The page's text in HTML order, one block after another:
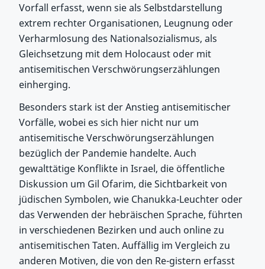
Vorfall erfasst, wenn sie als Selbstdarstellung
extrem rechter Organisationen, Leugnung oder
Verharmlosung des Nationalsozialismus, als
Gleichsetzung mit dem Holocaust oder mit
antisemitischen Verschwörungserzählungen
einherging.
Besonders stark ist der Anstieg antisemitischer
Vorfälle, wobei es sich hier nicht nur um
antisemitische Verschwörungserzählungen
bezüglich der Pandemie handelte. Auch
gewalttätige Konflikte in Israel, die öffentliche
Diskussion um Gil Ofarim, die Sichtbarkeit von
jüdischen Symbolen, wie Chanukka-Leuchter oder
das Verwenden der hebräischen Sprache, führten
in verschiedenen Bezirken und auch online zu
antisemitischen Taten. Auffällig im Vergleich zu
anderen Motiven, die von den Re-gistern erfasst